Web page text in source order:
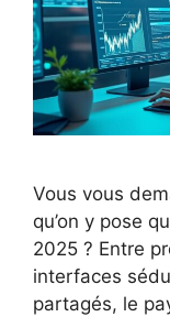
Vous vous
qu’on y pose
2025 ? Entre
interfaces
partagés, le